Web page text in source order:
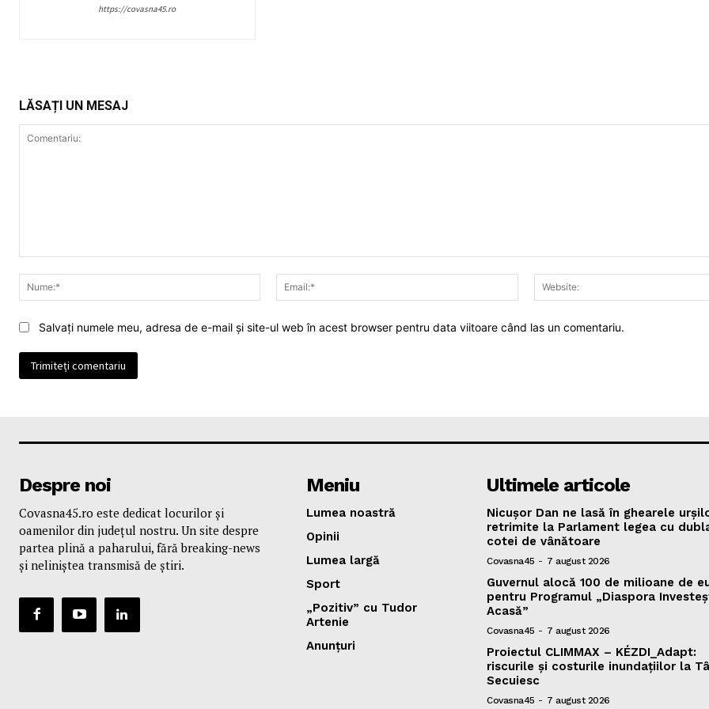
https://covasna45.ro
LĂSAȚI UN MESAJ
Nume:*
Email:*
Salvați numele meu, adresa de e-mail și site-ul web în acest browser pentru data viitoare când las un comentariu.
Despre noi
Covasna45.ro este dedicat locurilor și
oamenilor din județul nostru. Un site despre
partea plină a paharului, fără breaking-news
și neliniștea transmisă de știri.
Meniu
Lumea noastră
Opinii
Lumea largă
Sport
„Pozitiv” cu Tudor
Artenie
Anunțuri
Ultimele articole
Nicușor Dan ne lasă în ghearele
retrimite la Parlament legea cu
cotei de vânătoare
Covasna45 - 7 august 2026
Guvernul alocă 100 de milioane de
pentru Programul „Diaspora
Acasă”
Covasna45 - 7 august 2026
Proiectul CLIMMAX – KÉZDI_Adapt:
riscurile și costurile inundațiilor la
Secuiesc
Covasna45 - 7 august 2026